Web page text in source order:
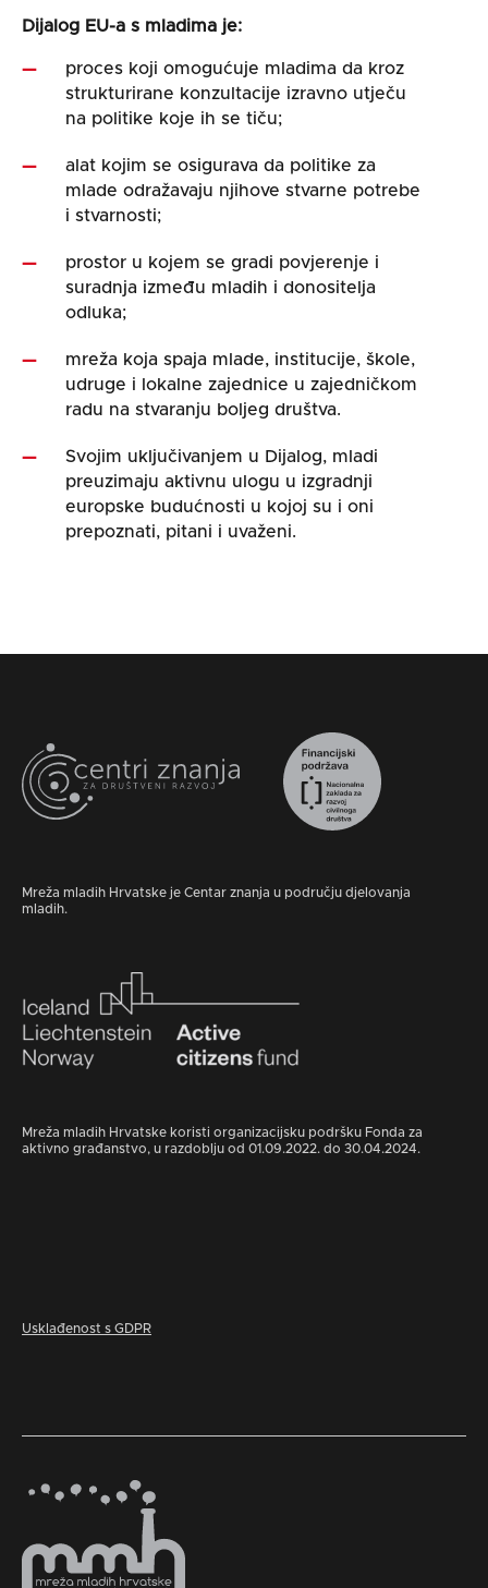
Dijalog EU-a s mladima je:
proces koji omogućuje mladima da kroz
strukturirane konzultacije izravno utječu
na politike koje ih se tiču;
alat kojim se osigurava da politike za
mlade odražavaju njihove stvarne potrebe
i stvarnosti;
prostor u kojem se gradi povjerenje i
suradnja između mladih i donositelja
odluka;
mreža koja spaja mlade, institucije, škole,
udruge i lokalne zajednice u zajedničkom
radu na stvaranju boljeg društva.
Svojim uključivanjem u Dijalog, mladi
preuzimaju aktivnu ulogu u izgradnji
europske budućnosti u kojoj su i oni
prepoznati, pitani i uvaženi.
Mreža mladih Hrvatske je Centar znanja u području djelovanja
mladih.
Mreža mladih Hrvatske koristi organizacijsku podršku Fonda za
aktivno građanstvo, u razdoblju od 01.09.2022. do 30.04.2024.
Usklađenost s GDPR